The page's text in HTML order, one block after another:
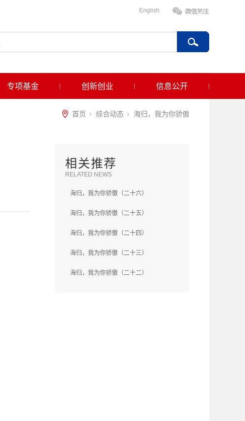
English
专项基金 创新创业 信息公开
首页 综合动态 海归，我为你骄傲
相关推荐
RELATED NEWS
海归，我为你骄傲（二十六）
海归，我为你骄傲（二十五）
海归，我为你骄傲（二十四）
海归，我为你骄傲（二十三）
海归，我为你骄傲（二十二）